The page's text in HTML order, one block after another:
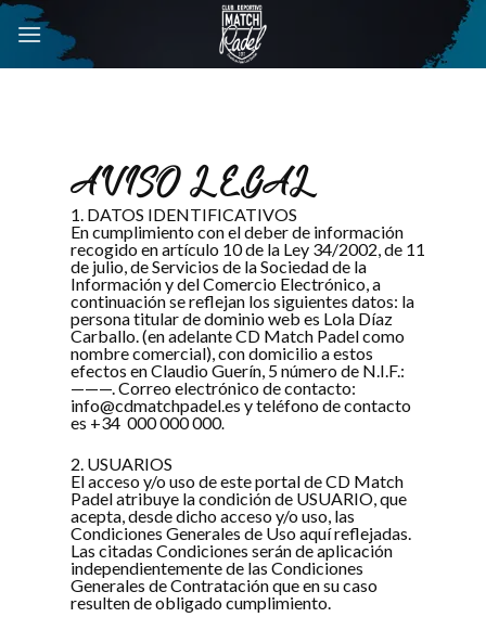
Skip
content
AVISO LEGAL
1. DATOS IDENTIFICATIVOS
En cumplimiento con el deber de información
recogido en artículo 10 de la Ley 34/2002, de 11
de julio, de Servicios de la Sociedad de la
Información y del Comercio Electrónico, a
continuación se reflejan los siguientes datos: la
persona titular de dominio web es Lola Díaz
Carballo. (en adelante CD Match Padel como
nombre comercial), con domicilio a estos
efectos en Claudio Guerín, 5 número de N.I.F.:
———. Correo electrónico de contacto:
info@cdmatchpadel.es y teléfono de contacto
es +34 000 000 000.
2. USUARIOS
El acceso y/o uso de este portal de CD Match
Padel atribuye la condición de USUARIO, que
acepta, desde dicho acceso y/o uso, las
Condiciones Generales de Uso aquí reflejadas.
Las citadas Condiciones serán de aplicación
independientemente de las Condiciones
Generales de Contratación que en su caso
resulten de obligado cumplimiento.